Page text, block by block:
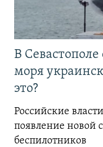
В
моря
это?
Российские
появление новой
беспилотников